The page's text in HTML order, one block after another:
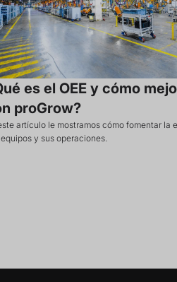
es el OEE y cómo
proGrow?
artículo le mostramos cómo fomentar la
equipos y sus operaciones.